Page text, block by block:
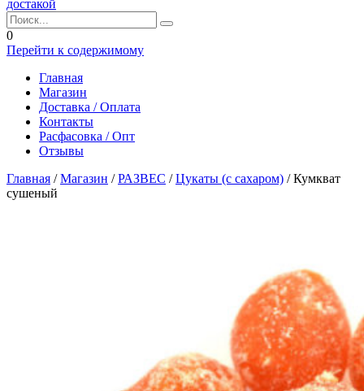
0
Перейти к содержимому
Главная
Магазин
Доставка / Оплата
Контакты
Расфасовка / Опт
Отзывы
Главная /Магазин /РАЗВЕС /Цукаты (с сахаром) /Кумкват
сушеный